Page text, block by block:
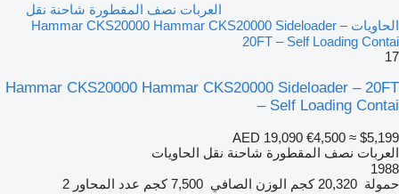
العربات نصف المقطورة شاحنة نقل
الحاويات Hammar CKS20000 Hammar CKS20000 Sideloader –
20FT – Self Loading Contai
17
Hammar CKS20000 Hammar CKS20000 Sideloader – 20FT
– Self Loading Contai
AED 19,090 €4,500 ≈ $5,199
العربات نصف المقطورة شاحنة نقل الحاويات
1988
حمولة 20,320 كجم الوزن الصافي 7,500 كجم عدد المحاور 2